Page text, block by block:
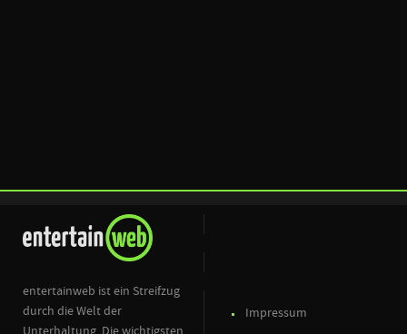
entertainweb ist ein Streifzug
durch die Welt der
Impressum